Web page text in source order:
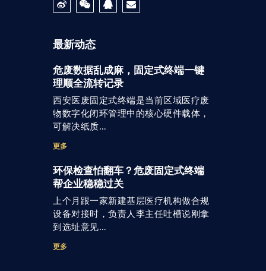
最新动态
危废数据乱成麻，固定式终端一键
理顺全流转记录
西安医废固定式终端是当前区域医疗废
物数字化闭环管理中的核心硬件载体，
可解决纸质…
更多
环保检查怕翻车？危废固定式终端
帮企业稳稳过关
上个月跟一家新建基层医疗机构做合规
设备对接时，负责人李主任吐槽说刚拿
到选址意见…
更多